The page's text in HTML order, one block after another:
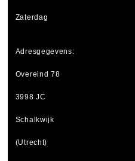
Zaterdag
Adresgegevens:
Overeind 78
3998 JC
Schalkwijk
(Utrecht)